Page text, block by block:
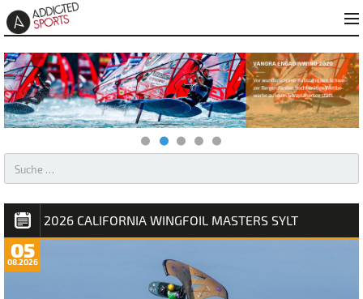
AKTUELLES – WINDSURFEN & KITESURFEN
2026 CALIFORNIA WINGFOIL MASTERS SYLT
05
08.2026